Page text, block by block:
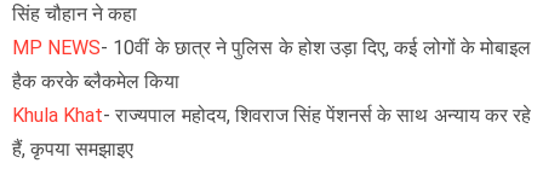
सिंह चौहान ने कहा
MP NEWS- 10वीं के छात्र ने पुलिस के होश उड़ा दिए, कई लोगों के मोबाइल
हैक करके ब्लैकमेल किया
Khula Khat- राज्यपाल महोदय, शिवराज सिंह पेंशनर्स के साथ अन्याय कर रहे
हैं, कृपया समझाइए